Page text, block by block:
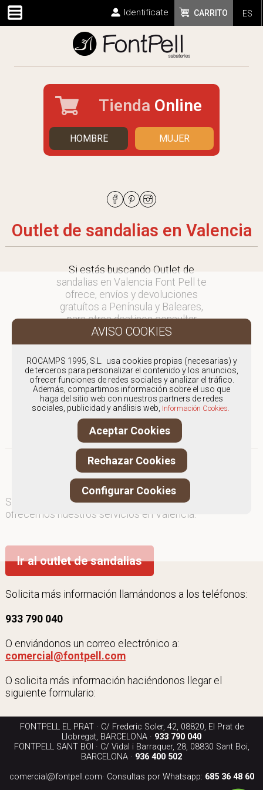
ES
CARRITO
Identifícate
Tienda Online
HOMBRE MUJER
Outlet de sandalias en Valencia
Si estás buscando Outlet de
sandalias en Valencia Font Pell te
ofrece, envíos y devoluciones
gratuítos a Península y Baleares,
para otros destinos consultar
en comercial@fontpell.com.
Los envíos a Valencia gestionados
entre semana se entregarán en
menos de 48 horas; los pedidos
realizados en fin de semana, el
producto se enviará a partir del
lunes.
Somos especialistas en Outlet de sandalias
ofrecemos nuestros servicios en Valencia.
Ir al outlet de sandalias
Solicita más información llamándonos a los teléfonos:
933 790 040
O enviándonos un correo electrónico a:
comercial@fontpell.com
O solicita más información haciéndonos llegar el
siguiente formulario:
FONTPELL EL PRAT · C/ Frederic Soler, 42, 08820, El Prat de
Llobregat, BARCELONA · 933 790 040
FONTPELL SANT BOI · C/ Vidal i Barraquer, 28, 08830 Sant Boi,
BARCELONA · 936 400 502
comercial@fontpell.com· Consultas por Whatsapp: 685 36 48 60
ROCAMPS 1995, S.L. usa cookies propias (necesarias) y
de terceros para personalizar el contenido y los anuncios,
ofrecer funciones de redes sociales y analizar el tráfico.
Además, compartimos información sobre el uso que
haga del sitio web con nuestros partners de redes
sociales, publicidad y análisis web, Información Cookies.
Aceptar Cookies
Rechazar Cookies
Configurar Cookies